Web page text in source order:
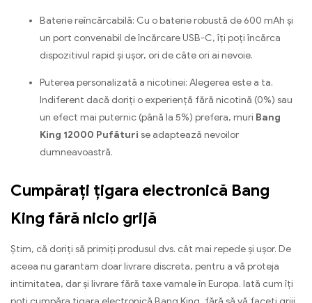
Baterie reîncărcabilă: Cu o baterie robustă de 600 mAh și
un port convenabil de încărcare USB-C, îți poți încărca
dispozitivul rapid și ușor, ori de câte ori ai nevoie.
Puterea personalizată a nicotinei: Alegerea este a ta.
Indiferent dacă doriți o experiență fără nicotină (0%) sau
un efect mai puternic (până la 5%) prefera, muri Bang
King 12000 Pufături se adaptează nevoilor
dumneavoastră.
Cumpărați țigara electronică Bang
King fără nicio grijă
Ştim, că doriți să primiți produsul dvs. cât mai repede și ușor. De
aceea nu garantam doar livrare discreta, pentru a vă proteja
intimitatea, dar și livrare fără taxe vamale în Europa. Iată cum îți